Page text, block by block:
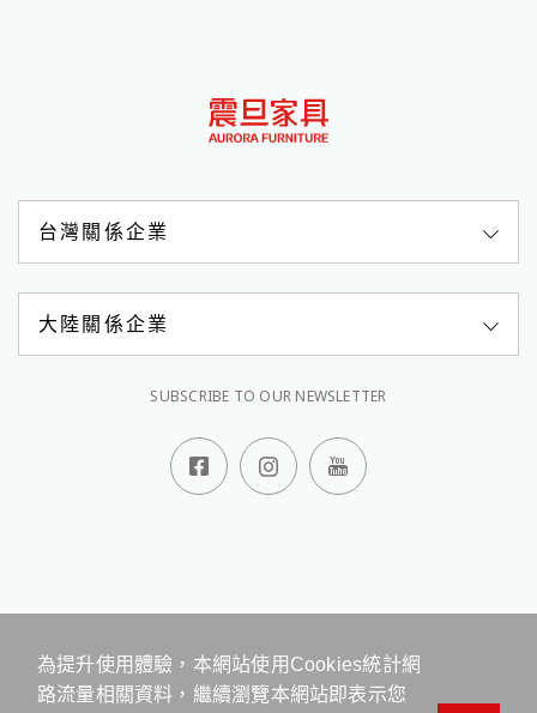
顧客服務專線
0809-068-588
線上客服 留言板
台灣關係企業
大陸關係企業
SUBSCRIBE TO OUR NEWSLETTER
本站最佳瀏覽環境請使用 Google Chrome、Firefox 或 Edge 以上版本
為提升使用體驗，本網站使用Cookies統計網
路流量相關資料，繼續瀏覽本網站即表示您